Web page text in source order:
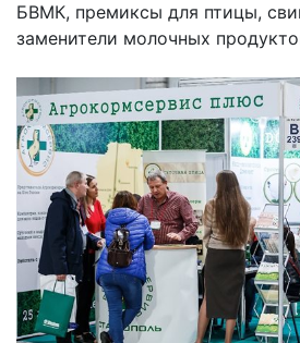
БВМК, премиксы для птицы,
заменители молочных